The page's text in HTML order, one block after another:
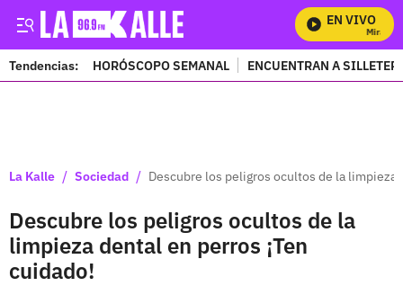
EN VIVO
Mira
Tendencias: HORÓSCOPO SEMANAL ENCUENTRAN A
La Kalle / Sociedad / Descubre los peligros ocultos de la limpieza
Descubre los peligros ocultos de la
limpieza dental en perros ¡Ten
cuidado!